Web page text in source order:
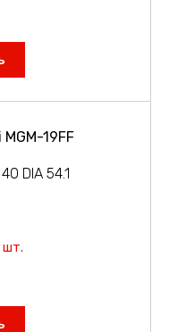
19FF
DIA 54.1
шт.